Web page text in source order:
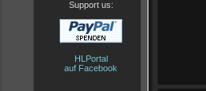
Support us:
HLPortal
auf Facebook